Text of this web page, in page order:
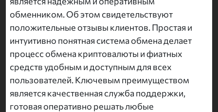
обменником. Об этом свидетельствуют
положительные отзывы клиентов. Простая и
интуитивно понятная система обмена делает
процесс обмена криптовалюты и фиатных
средств удобным и доступным для всех
пользователей. Ключевым преимуществом
является качественная служба поддержки,
готовая оперативно решать любые